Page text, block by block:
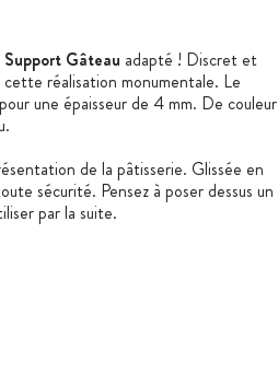
Support Gâteau adapté ! Discret et
réalisation monumentale. Le
une épaisseur de 4 mm. De couleur
de la pâtisserie. Glissée en
sécurité. Pensez à poser dessus un
par la suite.